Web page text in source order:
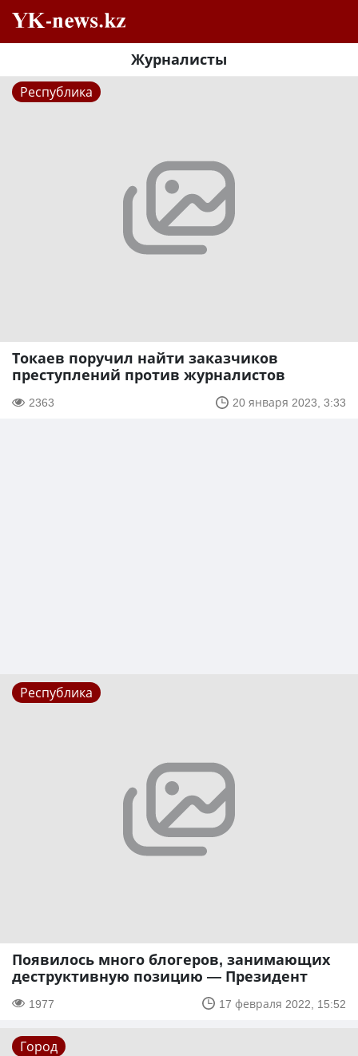
Журналисты
Республика
Токаев поручил найти заказчиков
преступлений против журналистов
2363 20 января 2023, 3:33
Республика
Появилось много блогеров, занимающих
деструктивную позицию — Президент
1977 17 февраля 2022, 15:52
Город